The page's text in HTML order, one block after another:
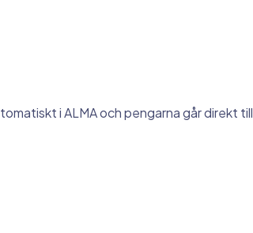
i ALMA och pengarna går direkt till